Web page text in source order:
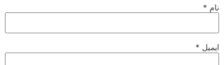
نام *
ایمیل *